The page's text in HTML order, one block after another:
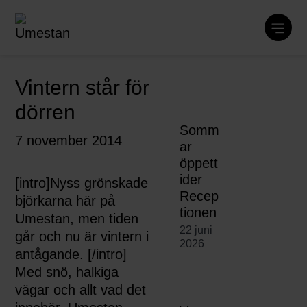
Vintern står för
dörren
7 november 2014
[intro]Nyss grönskade
björkarna här på
Umestan, men tiden
går och nu är vintern i
antågande. [/intro]
Med snö, halkiga
vägar och allt vad det
Somm
ar
öppett
ider
Recep
tionen
22 juni
2026